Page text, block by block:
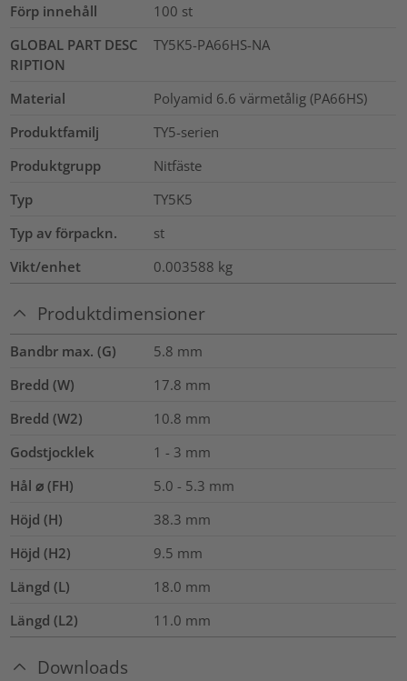
Förp innehåll
100 st
GLOBAL PART DESC
RIPTION
TY5K5-PA66HS-NA
Material
Polyamid 6.6 värmetålig (PA66HS)
Produktfamilj
TY5-serien
Produktgrupp
Nitfäste
Typ
TY5K5
Typ av förpackn.
st
Vikt/enhet
0.003588 kg
Produktdimensioner
Bandbr max. (G) 5.8 mm
Bredd (W)
17.8 mm
Bredd (W2)
10.8 mm
Godstjocklek
1 - 3 mm
Hål ⌀ (FH)
5.0 - 5.3 mm
Höjd (H)
38.3 mm
Höjd (H2)
9.5 mm
Längd (L)
18.0 mm
Längd (L2)
11.0 mm
Downloads